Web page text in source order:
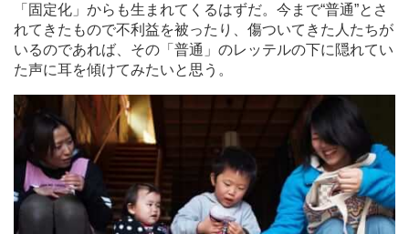
「固定化」からも生まれてくるはずだ。今まで“普通”とさ
れてきたもので不利益を被ったり、傷ついてきた人たちが
いるのであれば、その「普通」のレッテルの下に隠れてい
た声に耳を傾けてみたいと思う。